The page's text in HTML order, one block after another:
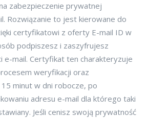
zabezpieczenie prywatnej
Rozwiązanie to jest kierowane do
certyfikatowi z oferty E-mail ID w
podpiszesz i zaszyfrujesz
e-mail. Certyfikat ten charakteryzuje
weryfikacji oraz
minut w dni robocze, po
adresu e-mail dla którego taki
Jeśli cenisz swoją prywatność